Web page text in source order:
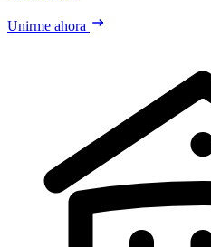
Unirme ahora